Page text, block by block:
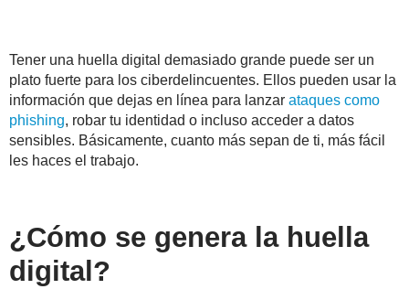
Tener una huella digital demasiado grande puede ser un
plato fuerte para los ciberdelincuentes. Ellos pueden usar la
información que dejas en línea para lanzar ataques como
phishing, robar tu identidad o incluso acceder a datos
sensibles. Básicamente, cuanto más sepan de ti, más fácil
les haces el trabajo.
¿Cómo se genera la huella
digital?